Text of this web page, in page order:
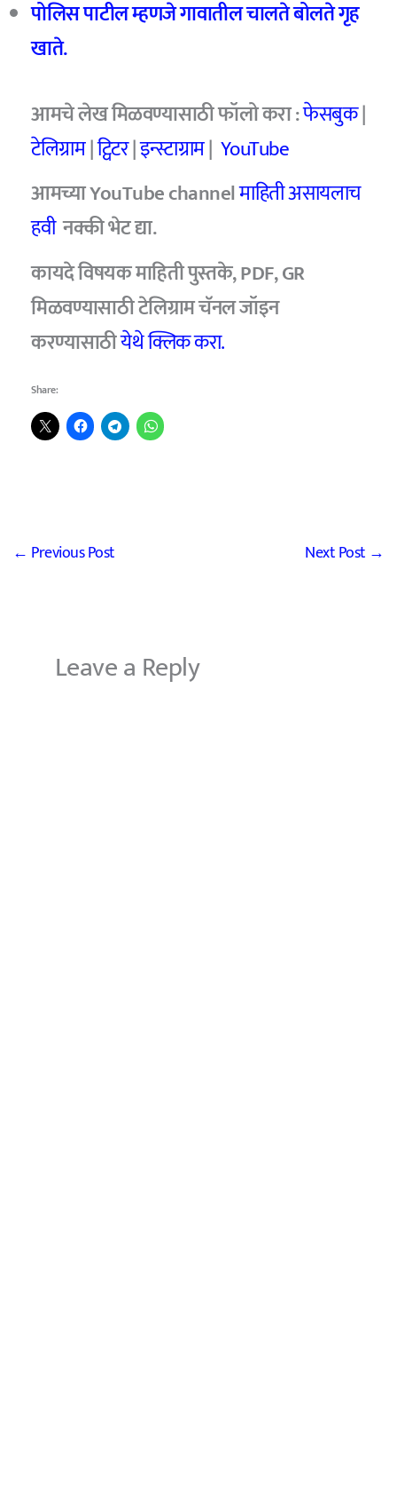
पोलिस पाटील म्हणजे गावातील चालते बोलते गृह
खाते.
आमचेलेख मिळवण्यासाठी फॉलो करा :फेसबुक|
टेलिग्राम|ट्विटर|इन्स्टाग्राम| YouTube
आमच्या YouTube channelमाहिती असायलाच
हवी नक्की भेट द्या.
कायदे विषयक माहिती पुस्तके, PDF, GR
मिळवण्यासाठी टेलिग्राम चॅनल जॉइन
करण्यासाठीयेथे क्लिक करा.
Share:
← Previous Post Next Post →
Leave a Reply